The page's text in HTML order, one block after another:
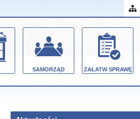
SAMORZĄD ZAŁATW SPRAWĘ